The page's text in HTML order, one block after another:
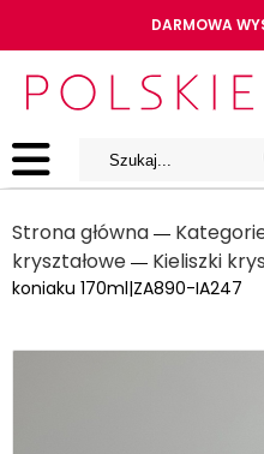
DARMOWA
Strona główna ―
kryształowe ― Kieliszki
koniaku 170ml|ZA890-IA247